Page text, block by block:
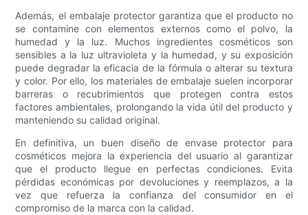
Además, el embalaje protector garantiza que el producto no
se contamine con elementos externos como el polvo, la
humedad y la luz. Muchos ingredientes cosméticos son
sensibles a la luz ultravioleta y la humedad, y su exposición
puede degradar la eficacia de la fórmula o alterar su textura
y color. Por ello, los materiales de embalaje suelen incorporar
barreras o recubrimientos que protegen contra estos
factores ambientales, prolongando la vida útil del producto y
manteniendo su calidad original.
En definitiva, un buen diseño de envase protector para
cosméticos mejora la experiencia del usuario al garantizar
que el producto llegue en perfectas condiciones. Evita
pérdidas económicas por devoluciones y reemplazos, a la
vez que refuerza la confianza del consumidor en el
compromiso de la marca con la calidad.